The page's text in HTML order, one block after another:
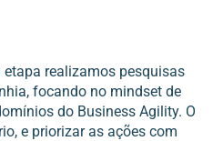
etapa realizamos pesquisas
focando no mindset de
do Business Agility. O
e priorizar as ações com